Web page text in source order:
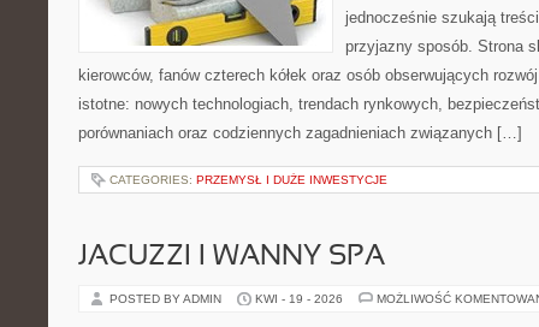
jednocześnie szukają
przyjazny sposób. Strona
kierowców, fanów czterech kółek oraz osób obserwujących
istotne: nowych technologiach, trendach rynkowych,
porównaniach oraz codziennych zagadnieniach związanych […]
CATEGORIES: PRZEMYSŁ I DUŻE INWESTYCJE
JACUZZI I WANNY SPA
POSTED BY ADMIN KWI - 19 - 2026 MOŻLIWOŚĆ